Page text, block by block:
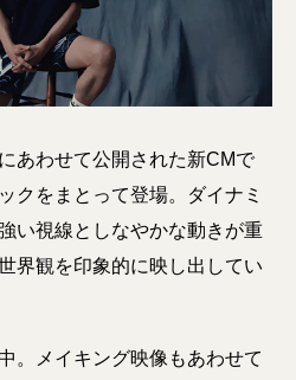
あわせて公開された新CMで
クをまとって登場。ダイナミ
い視線としなやかな動きが重
界観を印象的に映し出してい
。メイキング映像もあわせて